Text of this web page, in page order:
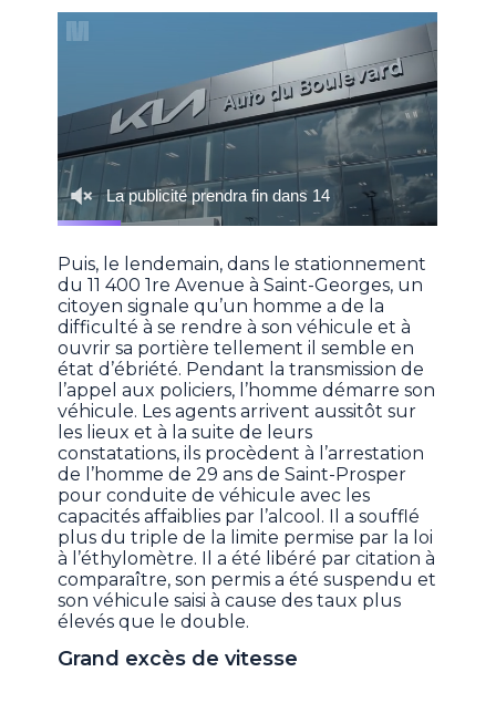
Puis, le lendemain, dans le stationnement
du 11 400 1re Avenue à Saint-Georges, un
citoyen signale qu’un homme a de la
difficulté à se rendre à son véhicule et à
ouvrir sa portière tellement il semble en
état d’ébriété. Pendant la transmission de
l’appel aux policiers, l’homme démarre son
véhicule. Les agents arrivent aussitôt sur
les lieux et à la suite de leurs
constatations, ils procèdent à l’arrestation
de l’homme de 29 ans de Saint-Prosper
pour conduite de véhicule avec les
capacités affaiblies par l’alcool. Il a soufflé
plus du triple de la limite permise par la loi
à l’éthylomètre. Il a été libéré par citation à
comparaître, son permis a été suspendu et
son véhicule saisi à cause des taux plus
élevés que le double.
Grand excès de vitesse